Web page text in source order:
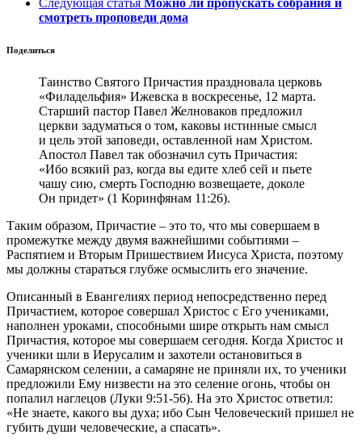
Следующая статья Можно ли пропускать собрания и
смотреть проповеди дома
Поделиться
Таинство Святого Причастия праздновала церковь
«Филадельфия» Ижевска в воскресенье, 12 марта.
Старший пастор Павел Желноваков предложил
церкви задуматься о том, каковы истинные смысл
и цель этой заповеди, оставленной нам Христом.
Апостол Павел так обозначил суть Причастия:
«Ибо всякий раз, когда вы едите хлеб сей и пьете
чашу сию, смерть Господню возвещаете, доколе
Он придет» (1 Коринфянам 11:26).
Таким образом, Причастие – это то, что мы совершаем в
промежутке между двумя важнейшими событиями –
Распятием и Вторым Пришествием Иисуса Христа, поэтому
мы должны стараться глубже осмыслить его значение.
Описанный в Евангелиях период непосредственно перед
Причастием, которое совершал Христос с Его учениками,
наполнен уроками, способными шире открыть нам смысл
Причастия, которое мы совершаем сегодня. Когда Христос и
ученики шли в Иерусалим и захотели остановиться в
Самарянском селении, а самаряне не приняли их, то ученики
предложили Ему низвести на это селение огонь, чтобы он
попалил наглецов (Луки 9:51-56). На это Христос ответил:
«Не знаете, какого вы духа; ибо Сын Человеческий пришел не
губить души человеческие, а спасать».